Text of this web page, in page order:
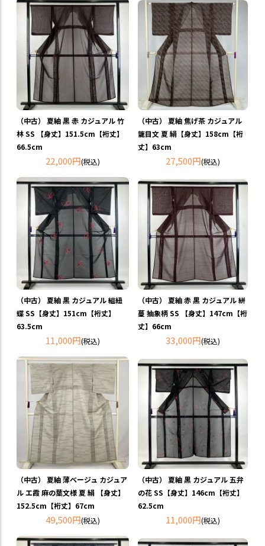
（中古） 夏紬 黒 赤 カジュアル 竹
林 SS 【身丈】151.5cm【裄丈】
66.5cm
22,000円(税込)
（中古） 夏紬 焦げ茶 カジュアル
籠目文 夏 絹【身丈】158cm【裄
丈】63cm
27,500円(税込)
（中古） 夏紬 黒 カジュアル 組紐
蝶 SS【身丈】151cm【裄丈】
63.5cm
11,000円(税込)
（中古） 夏紬 赤 黒 カジュアル 絣
蔓 抽象柄 SS 【身丈】147cm【裄
丈】66cm
33,000円(税込)
（中古） 夏紬 薄ベージュ カジュア
ル エ霞 麻の葉文様 夏 絹 【身丈】
152.5cm【裄丈】67cm
49,500円(税込)
（中古） 夏紬 黒 カジュアル 五弁
の花 SS【身丈】146cm【裄丈】
62.5cm
11,000円(税込)